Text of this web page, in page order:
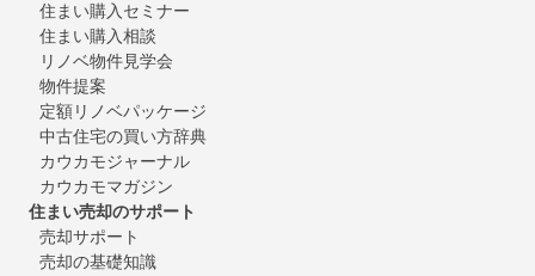
住まい購入セミナー
住まい購入相談
リノベ物件見学会
物件提案
定額リノベパッケージ
中古住宅の買い方辞典
カウカモジャーナル
カウカモマガジン
住まい売却のサポート
売却サポート
売却の基礎知識